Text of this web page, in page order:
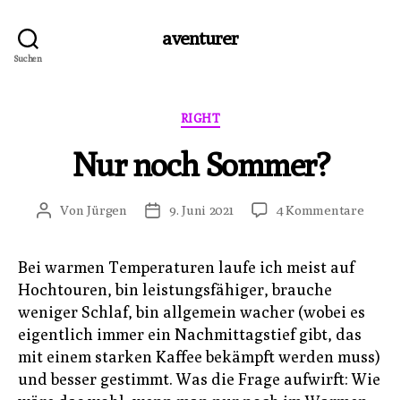
Suchen
aventurer
Kategorien
RIGHT
Nur noch Sommer?
Beitragsautor
VonJürgen Veröffentlichungsdatum
9. Juni 2021 4 Kommentarezu
Bei warmen Temperaturen laufe ich meist auf
Hochtouren, bin leistungsfähiger, brauche
weniger Schlaf, bin allgemein wacher (wobei es
eigentlich immer ein Nachmittagstief gibt, das
mit einem starken Kaffee bekämpft werden muss)
und besser gestimmt. Was die Frage aufwirft: Wie